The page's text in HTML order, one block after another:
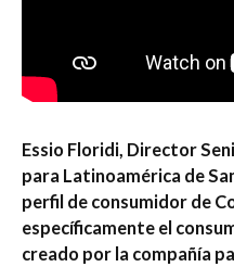
Essio Floridi, Director
para Latinoamérica de
perfil de consumidor de
específicamente el
creado por la compañía